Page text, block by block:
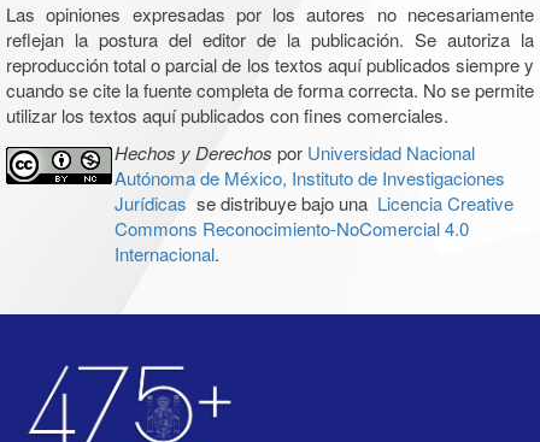
Las opiniones expresadas por los autores no necesariamente
reflejan la postura del editor de la publicación. Se autoriza la
reproducción total o parcial de los textos aquí publicados siempre y
cuando se cite la fuente completa de forma correcta. No se permite
utilizar los textos aquí publicados con fines comerciales.
Hechos y Derechos por Universidad Nacional
Autónoma de México, Instituto de Investigaciones
Jurídicas se distribuye bajo una Licencia Creative
Commons Reconocimiento-NoComercial 4.0
Internacional.